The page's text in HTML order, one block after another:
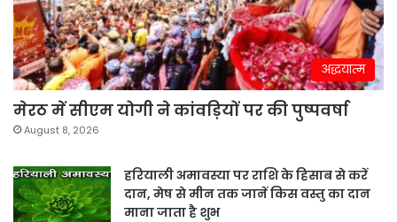
अद्धयात्म
मेरठ में सीएम योगी ने कांवड़ियों पर की पुष्पवर्षा
August 8, 2026
हरियाली अमावस्या पर राशि के हिसाब से करें
दान, मेष से मीन तक जानें किस वस्तु का दान
माना जाता है शुभ